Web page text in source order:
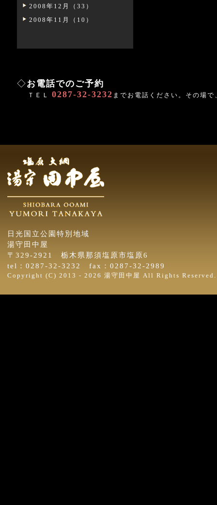
2008年12月（33）
2008年11月（10）
◇お電話でのご予約
ＴＥＬ 0287-32-3232 までお電話ください。その場
日光国立公園特別地域
湯守田中屋
〒329-2921 栃木県那須塩原市塩原6
tel：0287-32-3232 fax：0287-32-2989
Copyright (C) 2013 - 2026 湯守田中屋 All Rights Reserved.